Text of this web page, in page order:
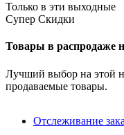
Только в эти выходные
Супер Скидки
Товары в распродаже
Лучший выбор на этой
продаваемые товары.
Отслеживание